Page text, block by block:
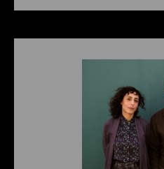
始人，该工作室曾担任巡回